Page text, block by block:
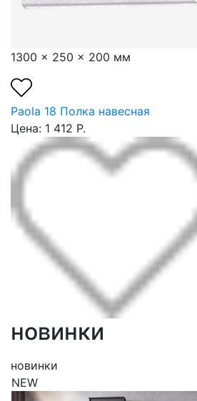
1300 x 250 x 200 мм
Paola 18 Полка навесная
Цена: 1 412 Р.
новинки
новинки
NEW